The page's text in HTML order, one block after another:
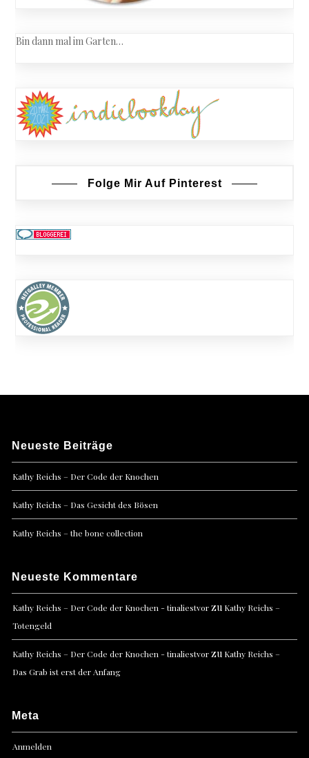
Bin dann mal im Garten…
Folge Mir Auf Pinterest
Neueste Beiträge
Kathy Reichs – Der Code der Knochen
Kathy Reichs – Das Gesicht des Bösen
Kathy Reichs – the bone collection
Neueste Kommentare
Kathy Reichs – Der Code der Knochen - tinaliestvorzu Kathy Reichs –
Totengeld
Kathy Reichs – Der Code der Knochen - tinaliestvorzu Kathy Reichs –
Das Grab ist erst der Anfang
Meta
Anmelden